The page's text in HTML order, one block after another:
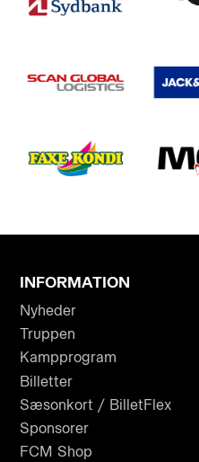
INFORMATION
Nyheder
Truppen
Kampprogram
Billetter
Sæsonkort / BilletFlex
Sponsorer
FCM Shop